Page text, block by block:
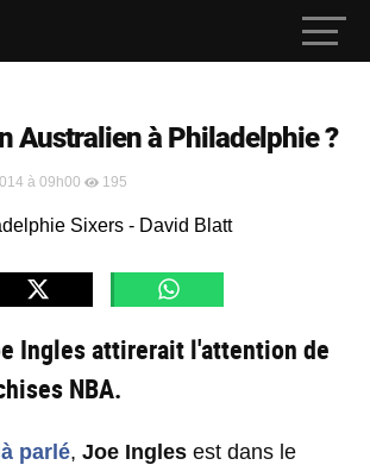
Australien à Philadelphie ?
à 09h00 195
Ingles attirerait l'attention de
NBA.
parlé, Joe Ingles est dans le